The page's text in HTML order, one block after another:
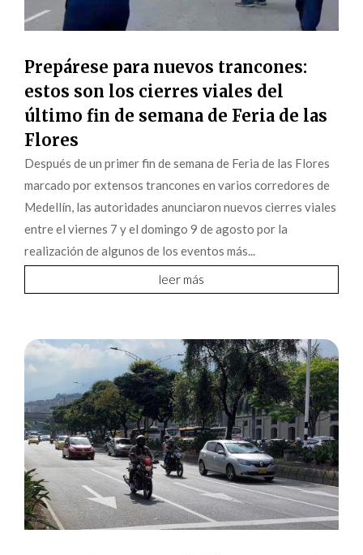
Prepárese para nuevos trancones:
estos son los cierres viales del
último fin de semana de Feria de las
Flores
Después de un primer fin de semana de Feria de las Flores
marcado por extensos trancones en varios corredores de
Medellín, las autoridades anunciaron nuevos cierres viales
entre el viernes 7 y el domingo 9 de agosto por la
realización de algunos de los eventos más...
leer más